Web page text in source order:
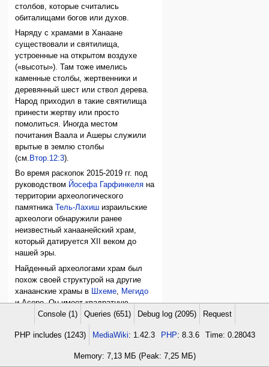
столбов, которые считались
обиталищами богов или духов.
Наряду с храмами в Ханаане
существовали и святилища,
устроенные на открытом воздухе
(«высоты»). Там тоже имелись
каменные столбы, жертвенники и
деревянный шест или ствол дерева.
Народ приходил в такие святилища
принести жертву или просто
помолиться. Иногда местом
почитания Ваала и Ашеры служили
врытые в землю столбы
(см. Втор.12:3).
Во время раскопок 2015-2019 гг. под
руководством Йосефа Гарфинкеля на
территории археологического
памятника
Тель-Лахиш израильские
археологи обнаружили ранее
неизвестный ханаанейский храм,
который датируется XII веком до
нашей эры.
Найденный археологами храм был
похож своей структурой на другие
ханаанские храмы в
Шхеме
Мегидо
и Асоре. Он имеет квадратную
форму и окружен несколькими
боковыми помещениями, подобно
более поздним культовым
сооружением, в том числе
Иерусалиме . Передняя
Console (1) Queries (651) Debug log (2095) Request
PHP includes (1243) MediaWiki: 1.42.3 PHP: 8.3.6 Time: 0.28043
Memory: 7,13 МБ (Peak: 7,25 МБ)